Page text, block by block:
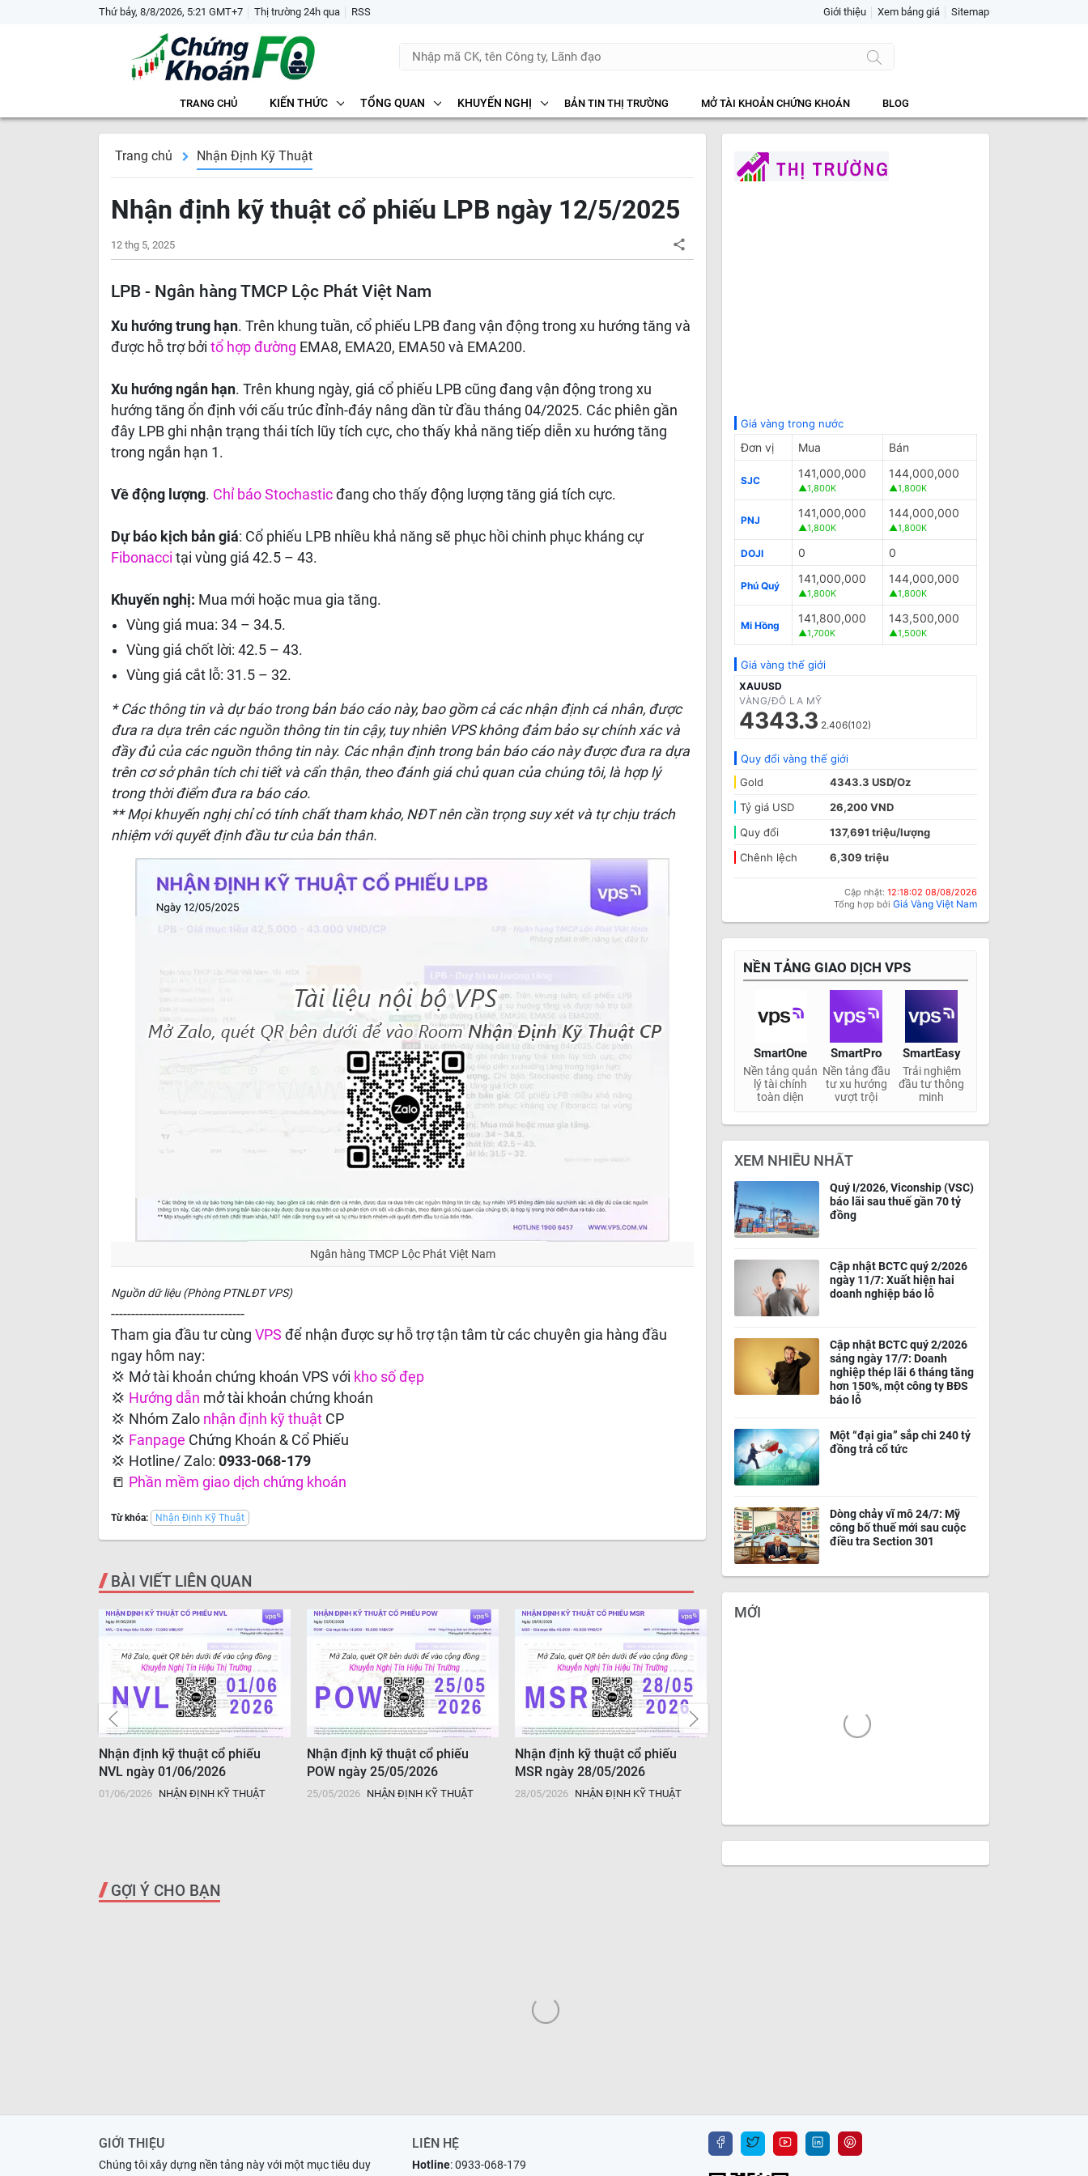
Thứ bảy, 8/8/2026, 5:21 GMT+7 Thị trường 24h qua RSS Giới thiệu Xem bảng giá Sitemap
TRANG CHỦ KIẾN THỨC TỔNG QUAN KHUYẾN NGHỊ BẢN TIN THỊ TRƯỜNG MỞ TÀI KHOẢN CHỨNG KHOÁN BLOG
Trang chủ Nhận Định Kỹ Thuật
Nhận định kỹ thuật cổ phiếu LPB ngày 12/5/2025
12 thg 5, 2025
LPB - Ngân hàng TMCP Lộc Phát Việt Nam
Xu hướng trung hạn. Trên khung tuần, cổ phiếu LPB đang vận động trong xu hướng tăng và
được hỗ trợ bởi tổ hợp đường EMA8, EMA20, EMA50 và EMA200.
Xu hướng ngắn hạn. Trên khung ngày, giá cổ phiếu LPB cũng đang vận động trong xu
hướng tăng ổn định với cấu trúc đỉnh-đáy nâng dần từ đầu tháng 04/2025. Các phiên gần
đây LPB ghi nhận trạng thái tích lũy tích cực, cho thấy khả năng tiếp diễn xu hướng tăng
trong ngắn hạn 1.
Về động lượng. Chỉ báo Stochastic đang cho thấy động lượng tăng giá tích cực.
Dự báo kịch bản giá: Cổ phiếu LPB nhiều khả năng sẽ phục hồi chinh phục kháng cự
Fibonacci tại vùng giá 42.5 – 43.
Khuyến nghị: Mua mới hoặc mua gia tăng.
Vùng giá mua: 34 – 34.5.
Vùng giá chốt lời: 42.5 – 43.
Vùng giá cắt lỗ: 31.5 – 32.
* Các thông tin và dự báo trong bản báo cáo này, bao gồm cả các nhận định cá nhân, được
đưa ra dựa trên các nguồn thông tin tin cậy, tuy nhiên VPS không đảm bảo sự chính xác và
đầy đủ của các nguồn thông tin này. Các nhận định trong bản báo cáo này được đưa ra dựa
trên cơ sở phân tích chi tiết và cẩn thận, theo đánh giá chủ quan của chúng tôi, là hợp lý
trong thời điểm đưa ra báo cáo.
** Mọi khuyến nghị chỉ có tính chất tham khảo, NĐT nên cần trọng suy xét và tự chịu trách
nhiệm với quyết định đầu tư của bản thân.
Ngân hàng TMCP Lộc Phát Việt Nam
Nguồn dữ liệu (Phòng PTNLĐT VPS)
---------------------------------
Tham gia đầu tư cùng VPS để nhận được sự hỗ trợ tận tâm từ các chuyên gia hàng đầu
ngay hôm nay:
💢 Mở tài khoản chứng khoán VPS với kho số đẹp
💢 Hướng dẫn mở tài khoản chứng khoán
💢 Nhóm Zalo nhận định kỹ thuật CP
💢 Fanpage Chứng Khoán & Cổ Phiếu
💢 Hotline/ Zalo: 0933-068-179
📒 Phần mềm giao dịch chứng khoán
Từ khóa: Nhận Định Kỹ Thuật
BÀI VIẾT LIÊN QUAN
Nhận định kỹ thuật cổ phiếu
NVL ngày 01/06/2026
01/06/2026 NHẬN ĐỊNH KỸ THUẬT
Nhận định kỹ thuật cổ phiếu
POW ngày 25/05/2026
25/05/2026 NHẬN ĐỊNH KỸ THUẬT
Nhận định kỹ thuật cổ phiếu
MSR ngày 28/05/2026
28/05/2026 NHẬN ĐỊNH KỸ THUẬT
Giá vàng trong nước
Đơn vị Mua Bán
SJC
141,000,000
▲1,800K
144,000,000
▲1,800K
PNJ
141,000,000
▲1,800K
144,000,000
▲1,800K
DOJI 0 0
Phú Quý
141,000,000
▲1,800K
144,000,000
▲1,800K
Mi Hồng
141,800,000
▲1,700K
143,500,000
▲1,500K
Giá vàng thế giới
XAUUSD
VÀNG/ĐÔ LA MỸ
4343.3 2.406(102)
Quy đổi vàng thế giới
Gold
4343.3 USD/Oz
Tỷ giá USD
26,200 VND
Quy đổi
137,691 triệu/lượng
Chênh lệch
6,309 triệu
Cập nhật: 12:18:02 08/08/2026
Tổng hợp bởi Giá Vàng Việt Nam
NỀN TẢNG GIAO DỊCH VPS
SmartOne SmartPro SmartEasy
Nền tảng quản
lý tài chính
toàn diện
Nền tảng đầu
tư xu hướng
vượt trội
Trải nghiệm
đầu tư thông
minh
XEM NHIỀU NHẤT
Quý I/2026, Viconship (VSC)
báo lãi sau thuế gần 70 tỷ
đồng
Cập nhật BCTC quý 2/2026
ngày 11/7: Xuất hiện hai
doanh nghiệp báo lỗ
Cập nhật BCTC quý 2/2026
sáng ngày 17/7: Doanh
nghiệp thép lãi 6 tháng tăng
hơn 150%, một công ty BĐS
báo lỗ
Một “đại gia” sắp chi 240 tỷ
đồng trả cổ tức
Dòng chảy vĩ mô 24/7: Mỹ
công bố thuế mới sau cuộc
điều tra Section 301
MỚI
GỢI Ý CHO BẠN
GIỚI THIỆU
Chúng tôi xây dựng nền tảng này với một mục tiêu duy
LIÊN HỆ
Hotline:0933-068-179